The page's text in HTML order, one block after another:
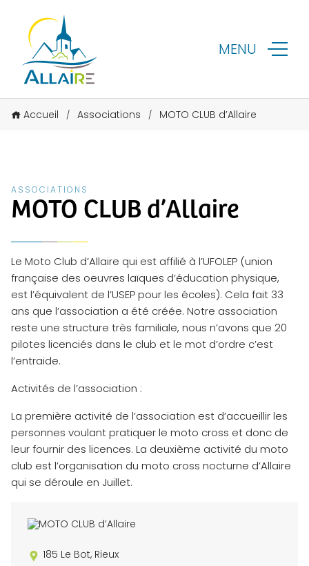
MENU
Accueil / Associations / MOTO CLUB d’Allaire
ASSOCIATIONS
MOTO CLUB d’Allaire
Le Moto Club d’Allaire qui est affilié à l’UFOLEP (union
française des oeuvres laïques d’éducation physique,
est l’équivalent de l’USEP pour les écoles). Cela fait 33
ans que l’association a été créée. Notre association
reste une structure très familiale, nous n’avons que 20
pilotes licenciés dans le club et le mot d’ordre c’est
l’entraide.
Activités de l’association :
La première activité de l’association est d’accueillir les
personnes voulant pratiquer le moto cross et donc de
leur fournir des licences. La deuxième activité du moto
club est l’organisation du moto cross nocturne d’Allaire
qui se déroule en Juillet.
185 Le Bot, Rieux